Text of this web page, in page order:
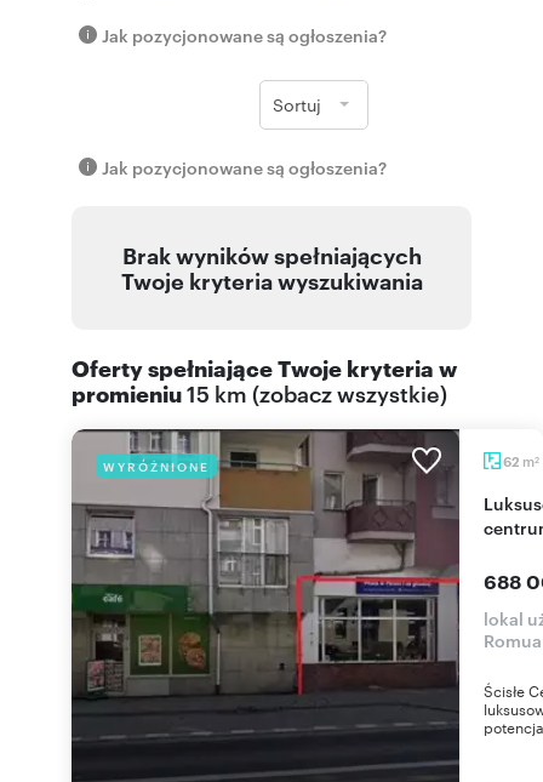
Jak pozycjonowane są ogłoszenia?
Sortuj
Jak pozycjonowane są ogłoszenia?
Brak wyników spełniających
Twoje kryteria wyszukiwania
Oferty spełniające Twoje kryteria w
promieniu15 km (zobacz wszystkie)
WYRÓŻNIONE 62 m2
Luksusowy lokal usługowo-handlowy 62 m² -
688
lokal
Ścisłe